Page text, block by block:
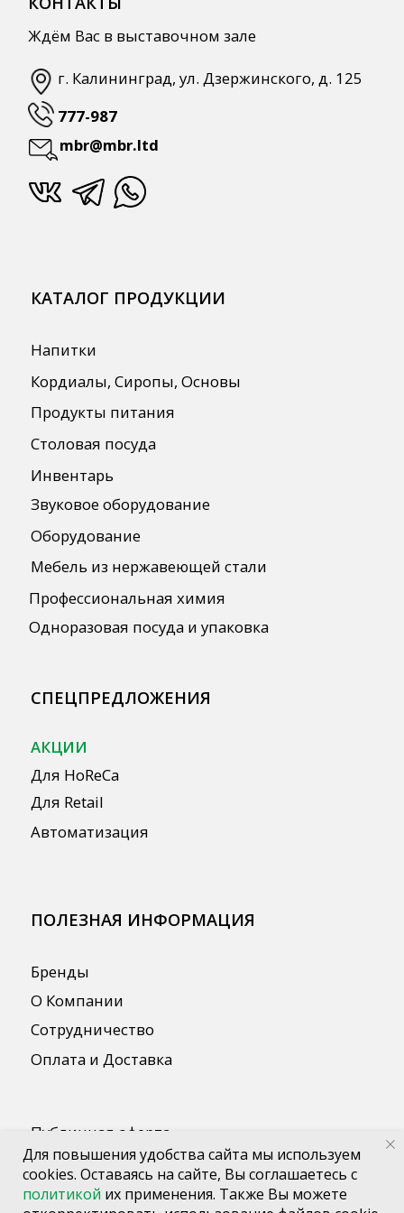
ПОЛЕЗНАЯ ИНФОРМАЦИЯ
Бренды
О Компании
Сотрудничество
Оплата и Доставка
Для повышения удобства сайта мы используем
cookies. Оставаясь на сайте, Вы соглашаетесь с
политикой их применения. Также Вы можете